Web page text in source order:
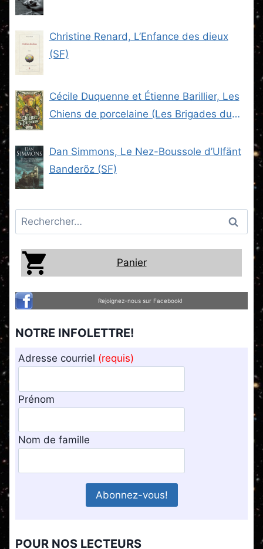
Christine Renard, L’Enfance des dieux
(SF)
Cécile Duquenne et Étienne Barillier, Les
Chiens de porcelaine (Les Brigades du
Dan Simmons, Le Nez-Boussole d’Ulfänt
Banderõz (SF)
Rechercher :
Panier
Rejoignez-nous sur Facebook!
NOTRE INFOLETTRE!
Adresse courriel (requis)
Prénom
Nom de famille
POUR NOS LECTEURS